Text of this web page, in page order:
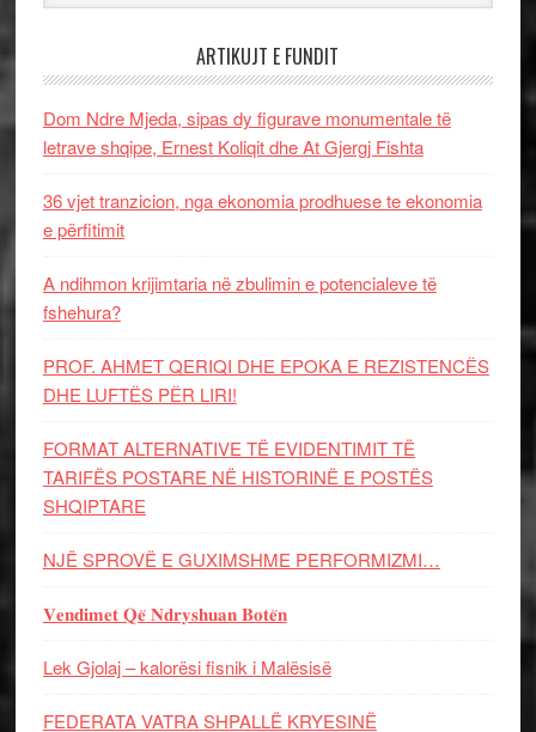
ARTIKUJT E FUNDIT
Dom Ndre Mjeda, sipas dy figurave monumentale të
letrave shqipe, Ernest Koliqit dhe At Gjergj Fishta
36 vjet tranzicion, nga ekonomia prodhuese te ekonomia
e përfitimit
A ndihmon krijimtaria në zbulimin e potencialeve të
fshehura?
PROF. AHMET QERIQI DHE EPOKA E REZISTENCЁS
DHE LUFTЁS PЁR LIRI!
FORMAT ALTERNATIVE TË EVIDENTIMIT TË
TARIFËS POSTARE NË HISTORINË E POSTËS
SHQIPTARE
NJË SPROVË E GUXIMSHME PERFORMIZMI…
𝐕𝐞𝐧𝐝𝐢𝐦𝐞𝐭 𝐐𝐞̈ 𝐍𝐝𝐫𝐲𝐬𝐡𝐮𝐚𝐧 𝐁𝐨𝐭𝐞̈𝐧
Lek Gjolaj – kalorësi fisnik i Malësisë
FEDERATA VATRA SHPALLË KRYESINË